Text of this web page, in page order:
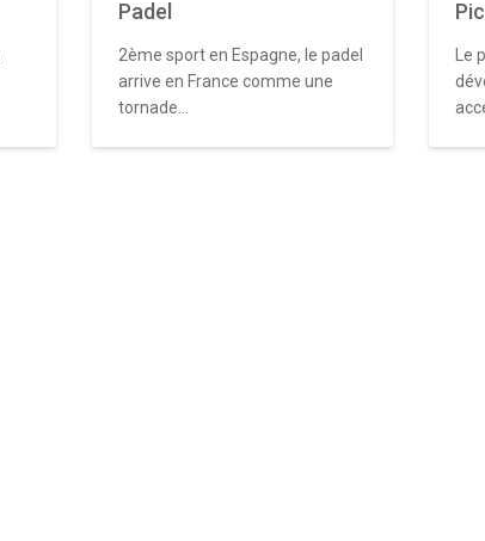
Padel
2ème sport en Espagne, le padel
arrive en France comme une
tornade...
Le